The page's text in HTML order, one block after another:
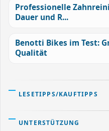
Professionelle
Dauer und R...
Benotti Bikes im Test:
Qualität
LESETIPPS/KAUFTIPPS
UNTERSTÜTZUNG